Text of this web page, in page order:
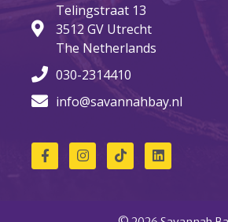
Telingstraat 13
3512 GV Utrecht
The Netherlands
030-2314410
info@savannahbay.nl